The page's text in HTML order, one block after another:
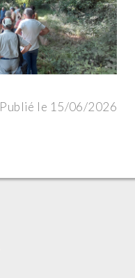
Publié le 15/06/2026